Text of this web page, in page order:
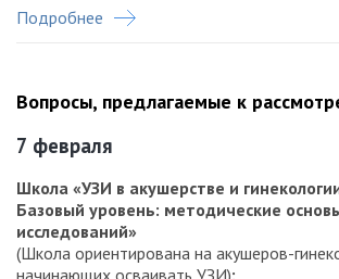
Блинов Александр Юрьевич
пренатальной диагностики Академии
Основоположник методологических
исследованиям в акушерстве в России.
Автор и разработчик инновационных
обучения и повышения уровня
навыков УЗИ в акушерстве.
Автор и соавтор шести книг по УЗИ в
гинекологии.
Подробнее
Вопросы, предлагаемые к
7 февраля
Школа «УЗИ в акушерстве и
Базовый уровень: методические
исследований»
(Школа ориентирована на акушеров-